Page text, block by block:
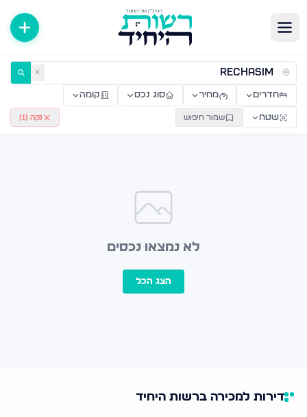
דירות למכירה ולהשכרה — רשות היחיד ✕
חדרים מחיר סוג נכס קומה
שטח שמור חיפוש נקה ( 1
)
לא נמצאו נכסים
הצג הכל
דירות למכירה ברשות היחיד